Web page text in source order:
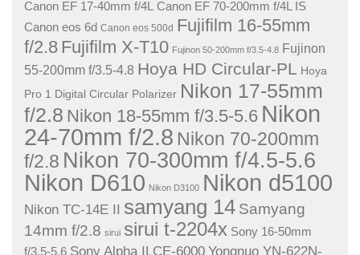
Canon EF 17-40mm f/4L Canon EF 70-200mm f/4L IS
Canon eos 6d Canon eos 500d Fujifilm 16-55mm
f/2.8 Fujifilm X-T10 Fujinon 50-200mm f/3.5-4.8 Fujinon
55-200mm f/3.5-4.8 Hoya HD Circular-PL Hoya
Pro 1 Digital Circular Polarizer Nikon 17-55mm
f/2.8 Nikon 18-55mm f/3.5-5.6 Nikon
24-70mm f/2.8 Nikon 70-200mm
f/2.8 Nikon 70-300mm f/4.5-5.6
Nikon D610 Nikon D3100 Nikon d5100
Nikon TC-14E II samyang 14 Samyang
14mm f/2.8 sirui sirui t-2204x Sony 16-50mm
f/3.5-5.6 Sony Alpha ILCE-6000 Yongnuo YN-622N-